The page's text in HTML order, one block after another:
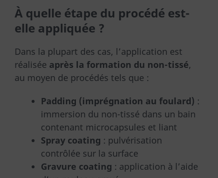
À quelle étape du procédé est-
elle appliquée ?
Dans la plupart des cas, l’application est
réalisée après la formation du non-tissé,
au moyen de procédés tels que :
Padding (imprégnation au foulard) :
immersion du non-tissé dans un bain
contenant microcapsules et liant
Spray coating : pulvérisation
contrôlée sur la surface
Gravure coating : application à l’aide